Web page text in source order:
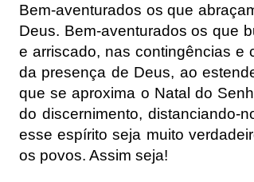
Bem-aventurados os que
Deus. Bem-aventurados os que
e arriscado, nas contingências e
da presença de Deus, ao
que se aproxima o Natal do
do discernimento, distanciando-
esse espírito seja muito
os povos. Assim seja!